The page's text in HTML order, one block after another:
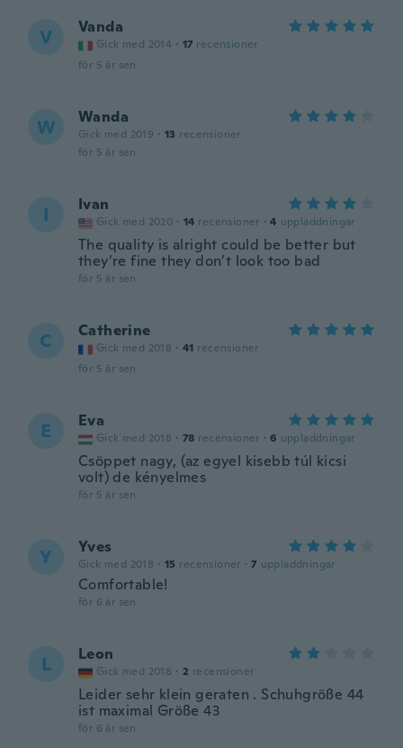
V Vanda
Gick med 2014 · 17 recensioner
för 5 år sen
W Wanda
Gick med 2019 · 13 recensioner
för 5 år sen
I Ivan
Gick med 2020 · 14 recensioner · 4 uppladdningar
The quality is alright could be better but
they’re fine they don’t look too bad
för 5 år sen
C Catherine
Gick med 2018 · 41 recensioner
för 5 år sen
E Eva
Gick med 2018 · 78 recensioner · 6 uppladdningar
Csöppet nagy, (az egyel kisebb túl kicsi
volt) de kényelmes
för 5 år sen
Y Yves
Gick med 2018 · 15 recensioner · 7 uppladdningar
Comfortable!
för 6 år sen
L Leon
Gick med 2018 · 2 recensioner
Leider sehr klein geraten . Schuhgröße 44
ist maximal Größe 43
för 6 år sen